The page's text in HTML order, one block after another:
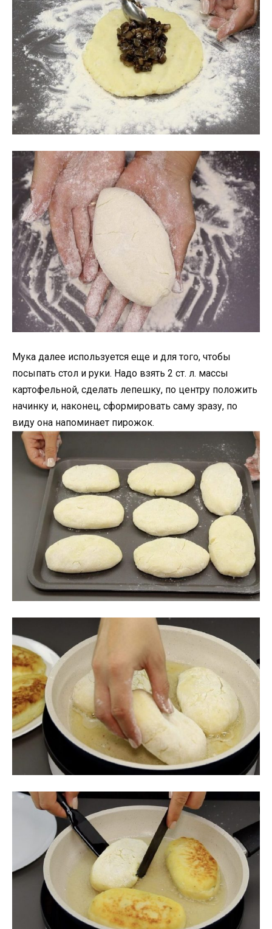
Мука далее используется еще и для того, чтобы
посыпать стол и руки. Надо взять 2 ст. л. массы
картофельной, сделать лепешку, по центру положить
начинку и, наконец, сформировать саму зразу, по
виду она напоминает пирожок.